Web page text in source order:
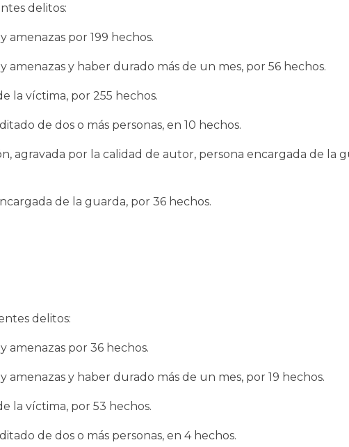
delitos:
amenazas por 199 hechos.
y haber durado más de un mes, por 56 hechos.
la víctima, por 255 hechos.
de dos o más personas, en 10 hechos.
agravada por la calidad de autor, persona encargada de la
de la guarda, por 36 hechos.
delitos:
amenazas por 36 hechos.
y haber durado más de un mes, por 19 hechos.
la víctima, por 53 hechos.
de dos o más personas, en 4 hechos.